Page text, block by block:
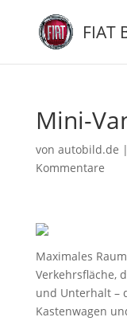
FIAT
Mini-
von autobild.de |
Kommentare
Maximales
Verkehrsfläche,
und Unterhalt –
Kastenwagen